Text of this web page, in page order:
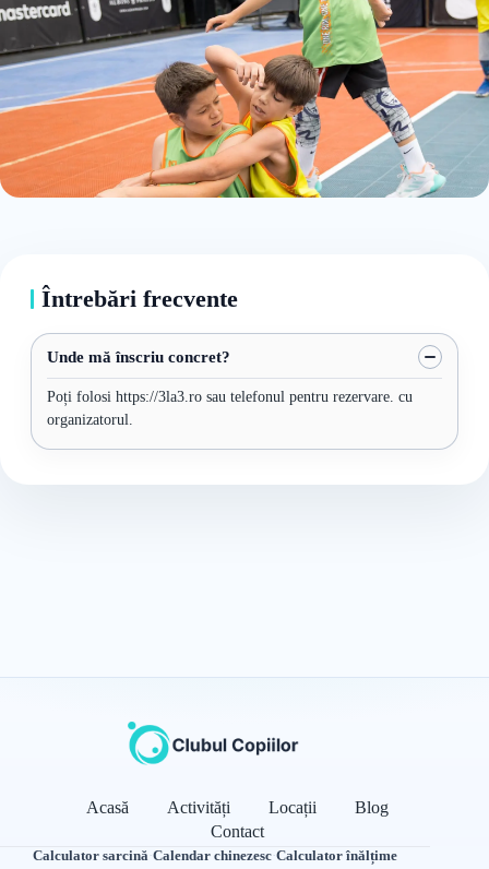
Întrebări frecvente
Unde mă înscriu concret?
Poți folosi https://3la3.ro sau telefonul pentru rezervare. cu
organizatorul.
Acasă Activități Locații
Blog
Contact
Calculator sarcină·Calendar chinezesc·Calculator înălțime